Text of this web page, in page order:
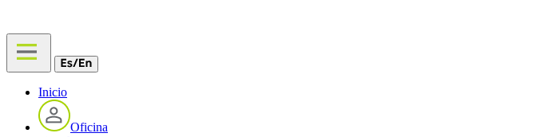
Inicio
Oficina